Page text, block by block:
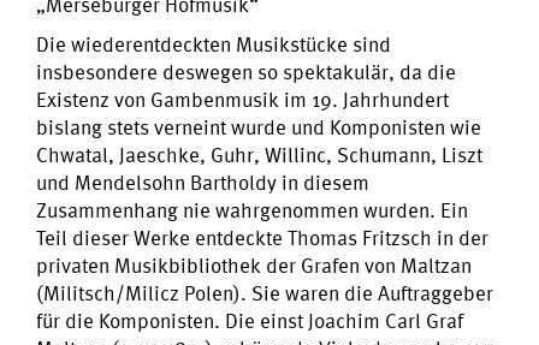
Die wiederentdeckten Musikstücke sind
insbesondere deswegen so spektakulär, da die
Existenz von Gambenmusik im 19. Jahrhundert
bislang stets verneint wurde und Komponisten wie
Chwatal, Jaeschke, Guhr, Willinc, Schumann, Liszt
und Mendelsohn Bartholdy in diesem
Zusammenhang nie wahrgenommen wurden. Ein
Teil dieser Werke entdeckte Thomas Fritzsch in der
privaten Musikbibliothek der Grafen von Maltzan
(Militsch/Milicz Polen). Sie waren die Auftraggeber
für die Komponisten. Die einst Joachim Carl Graf